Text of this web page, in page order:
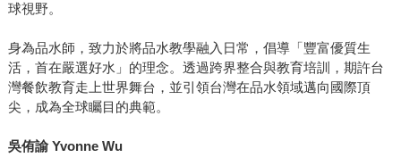
球視野。
身為品水師，致力於將品水教學融入日常，倡導「豐富優質生
活，首在嚴選好水」的理念。透過跨界整合與教育培訓，期許台
灣餐飲教育走上世界舞台，並引領台灣在品水領域邁向國際頂
尖，成為全球矚目的典範。
吳侑諭 Yvonne Wu